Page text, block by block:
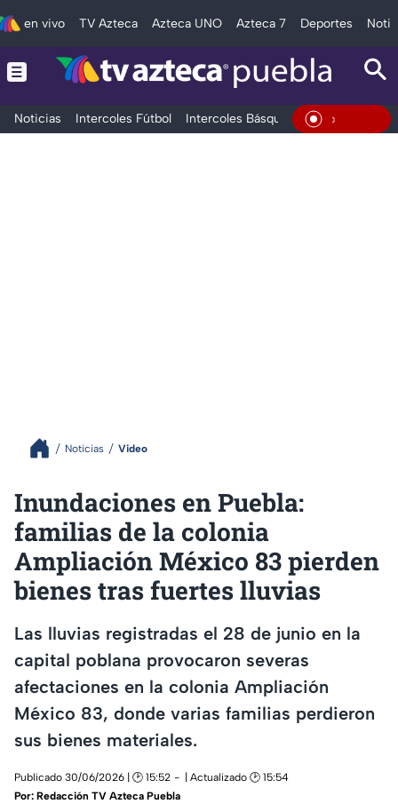
en vivo TV Azteca Azteca UNO Azteca 7 Deportes
Noticias Intercoles Fútbol Intercoles Básquetbol DeportesEn Vivo
Noticias Video
Inundaciones en Puebla:
familias de la colonia
Ampliación México 83 pierden
bienes tras fuertes lluvias
Las lluvias registradas el 28 de junio en la
capital poblana provocaron severas
afectaciones en la colonia Ampliación
México 83, donde varias familias perdieron
sus bienes materiales.
Publicado 30/06/2026 | 🕑 15:52
| Actualizado 🕑 15:54
Por: Redacción TV Azteca Puebla